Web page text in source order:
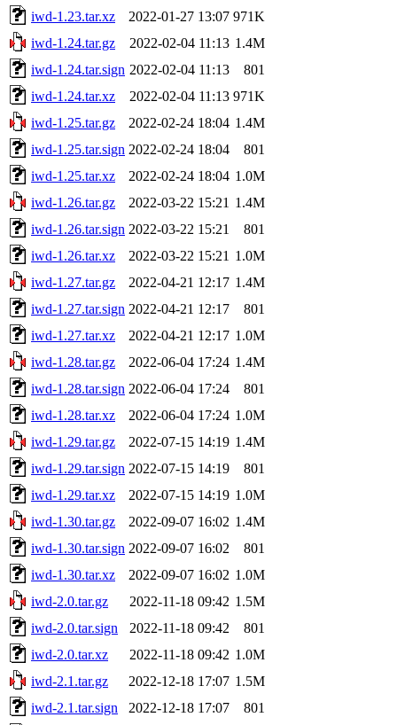
iwd-1.23.tar.xz
2022-01-27 13:07 971K
iwd-1.24.tar.gz
2022-02-04 11:13 1.4M
iwd-1.24.tar.sign 2022-02-04 11:13
801
iwd-1.24.tar.xz
2022-02-04 11:13 971K
iwd-1.25.tar.gz
2022-02-24 18:04 1.4M
iwd-1.25.tar.sign 2022-02-24 18:04
801
iwd-1.25.tar.xz
2022-02-24 18:04 1.0M
iwd-1.26.tar.gz
2022-03-22 15:21 1.4M
iwd-1.26.tar.sign 2022-03-22 15:21
801
iwd-1.26.tar.xz
2022-03-22 15:21 1.0M
iwd-1.27.tar.gz
2022-04-21 12:17 1.4M
iwd-1.27.tar.sign 2022-04-21 12:17
801
iwd-1.27.tar.xz
2022-04-21 12:17 1.0M
iwd-1.28.tar.gz
2022-06-04 17:24 1.4M
iwd-1.28.tar.sign 2022-06-04 17:24
801
iwd-1.28.tar.xz
2022-06-04 17:24 1.0M
iwd-1.29.tar.gz
2022-07-15 14:19 1.4M
iwd-1.29.tar.sign 2022-07-15 14:19
801
iwd-1.29.tar.xz
2022-07-15 14:19 1.0M
iwd-1.30.tar.gz
2022-09-07 16:02 1.4M
iwd-1.30.tar.sign 2022-09-07 16:02
801
iwd-1.30.tar.xz
2022-09-07 16:02 1.0M
iwd-2.0.tar.gz
2022-11-18 09:42 1.5M
iwd-2.0.tar.sign
2022-11-18 09:42
801
iwd-2.0.tar.xz
2022-11-18 09:42 1.0M
iwd-2.1.tar.gz
2022-12-18 17:07 1.5M
iwd-2.1.tar.sign
2022-12-18 17:07
801